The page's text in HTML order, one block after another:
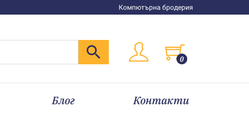
Компютърна бродерия
0
Блог Контакти